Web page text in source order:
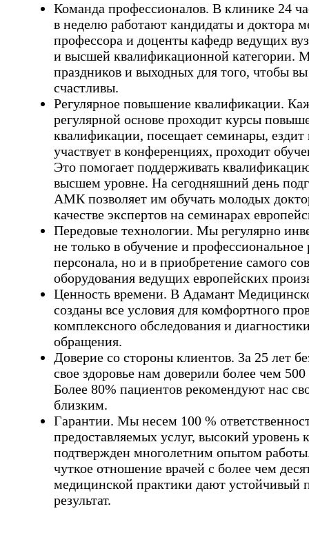
Команда профессионалов. В клинике 24
в неделю работают кандидаты и доктора
профессора и доценты кафедр ведущих
и высшей квалификационной категории.
праздников и выходных для того, чтобы
счастливы.
Регулярное повышение квалификации.
регулярной основе проходит курсы
квалификации, посещает семинары, ездит
участвует в конференциях, проходит
Это помогает поддерживать
высшем уровне. На сегодняшний день
АМК позволяет им обучать молодых
качестве экспертов на семинарах
Передовые технологии. Мы регулярно
не только в обучение и профессиональное
персонала, но и в приобретение самого
оборудования ведущих европейских
Ценность времени. В Адамант
созданы все условия для комфортного
комплексного обследования и
обращения.
Доверие со стороны клиентов. За 25 лет
свое здоровье нам доверили более чем
Более 80% пациентов рекомендуют нас
близким.
Гарантии. Мы несем 100 %
предоставляемых услуг, высокий уровень
подтвержден многолетним опытом
чуткое отношение врачей с более чем
медицинской практики дают устойчивый
результат.